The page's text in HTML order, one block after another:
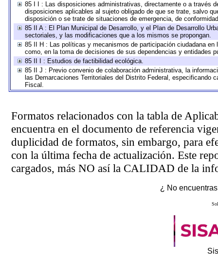
85 I I : Las disposiciones administrativas, directamente o a través
disposiciones aplicables al sujeto obligado de que se trate, salvo
disposición o se trate de situaciones de emergencia, de
85 II A : El Plan Municipal de Desarrollo, y el Plan de Desarrollo
sectoriales, y las modificaciones que a los mismos se propongan.
85 II H : Las políticas y mecanismos de participación ciudadana
como, en la toma de decisiones de sus dependencias y entidades
85 II I : Estudios de factibilidad ecológica.
85 II J : Previo convenio de colaboración administrativa, la
las Demarcaciones Territoriales del Distrito Federal, especificando
Fiscal.
Formatos relacionados con la tabla de
encuentra en el documento de referencia
duplicidad de formatos, sin embargo, para
con la última fecha de actualización. Este
cargados, más NO así la CALIDAD de la
¿ No